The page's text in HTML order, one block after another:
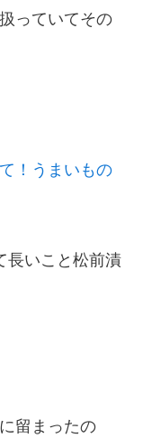
っていてその
！うまいもの
長いこと松前漬
留まったの